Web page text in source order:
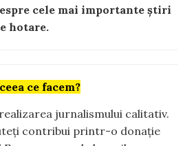
cele mai importante știri
hotare.
ce facem?
jurnalismului calitativ.
contribui printr-o donație